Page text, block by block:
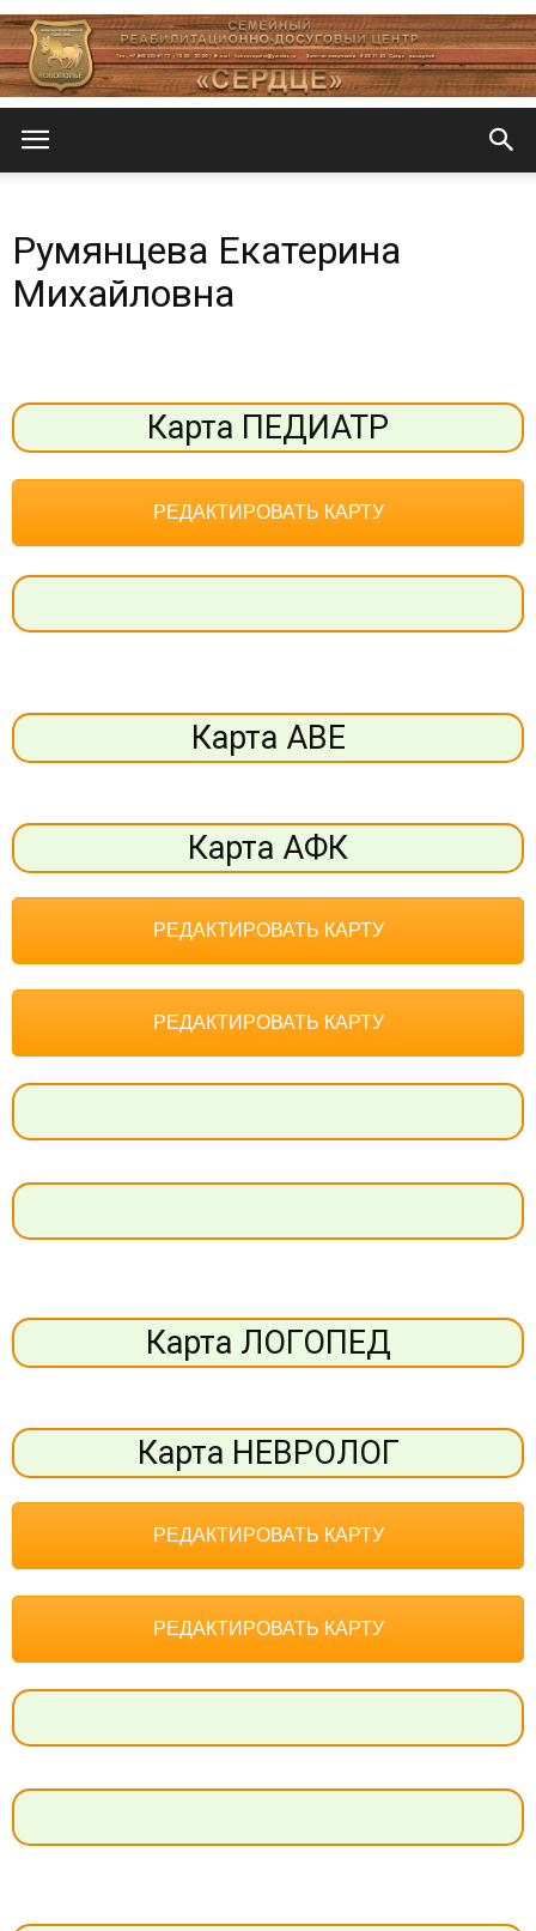
«СеРДЦе»
Румянцева Екатерина
Михайловна
Карта ПЕДИАТР
РЕДАКТИРОВАТЬ КАРТУ
Карта АВЕ
Карта АФК
РЕДАКТИРОВАТЬ КАРТУ
РЕДАКТИРОВАТЬ КАРТУ
Карта ЛОГОПЕД
Карта НЕВРОЛОГ
РЕДАКТИРОВАТЬ КАРТУ
РЕДАКТИРОВАТЬ КАРТУ